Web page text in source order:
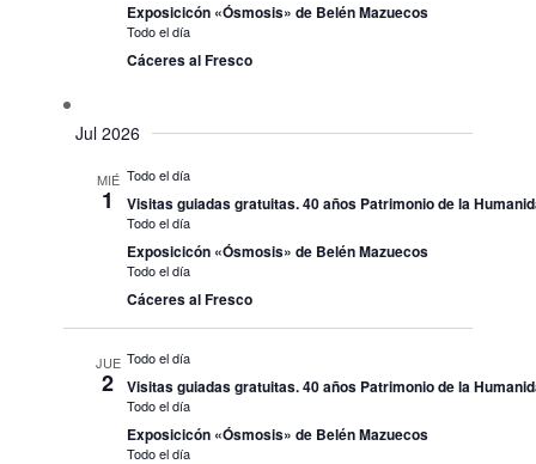
Exposicicón «Ósmosis» de Belén Mazuecos
Todo el día
Cáceres al Fresco
Jul 2026
MIÉ
1
Todo el día
Visitas guiadas gratuitas. 40 años Patrimonio de la
Todo el día
Exposicicón «Ósmosis» de Belén Mazuecos
Todo el día
Cáceres al Fresco
JUE
2
Todo el día
Visitas guiadas gratuitas. 40 años Patrimonio de la
Todo el día
Exposicicón «Ósmosis» de Belén Mazuecos
Todo el día